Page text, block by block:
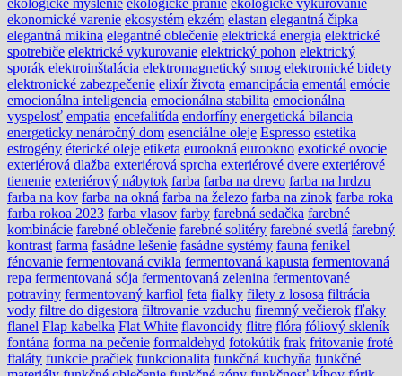
ekologické myslenie ekologické pranie ekologické vykurovanie
ekonomické varenie ekosystém ekzém elastan elegantná čipka
elegantná mikina elegantné oblečenie elektrická energia elektrické
spotrebiče elektrické vykurovanie elektrický pohon elektrický
sporák elektroinštalácia elektromagnetický smog elektronické bidety
elektronické zabezpečenie elixír života emancipácia ementál emócie
emocionálna inteligencia emocionálna stabilita emocionálna
vyspelosť empatia encefalitída endorfíny energetická bilancia
energeticky nenáročný dom esenciálne oleje Espresso estetika
estrogény éterické oleje etiketa eurookná eurookno exotické ovocie
exteriérová dlažba exteriérová sprcha exteriérové dvere exteriérové
tienenie exteriérový nábytok farba farba na drevo farba na hrdzu
farba na kov farba na okná farba na železo farba na zinok farba roka
farba rokoa 2023 farba vlasov farby farebná sedačka farebné
kombinácie farebné oblečenie farebné solitéry farebné svetlá farebný
kontrast farma fasádne lešenie fasádne systémy fauna fenikel
fénovanie fermentovaná cvikla fermentovaná kapusta fermentovaná
repa fermentovaná sója fermentovaná zelenina fermentované
potraviny fermentovaný karfiol feta fialky filety z lososa filtrácia
vody filtre do digestora filtrovanie vzduchu firemný večierok fľaky
flanel Flap kabelka Flat White flavonoidy flitre flóra fóliový skleník
fontána forma na pečenie formaldehyd fotokútik frak fritovanie froté
ftaláty funkcie pračiek funkcionalita funkčná kuchyňa funkčné